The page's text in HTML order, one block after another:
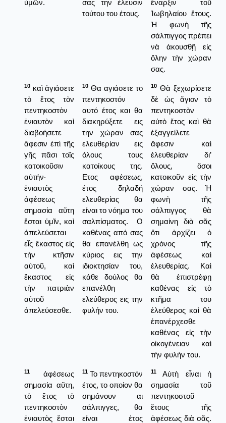
ὑμῶν.
σας την έλευσιν
τούτου του έτους.
ἔναρξιν τοῦ
Ἰωβηλαίου ἔτους.
Ἡ φωνὴ τῆς
σάλπιγγος πρέπει
νὰ ἀκουσθῇ εἰς
ὅλην τὴν χώραν
σας.
10 καὶ ἁγιάσετε
τὸ ἔτος τὸν
πεντηκοστὸν
ἐνιαυτὸν καὶ
διαβοήσετε
ἄφεσιν ἐπὶ τῆς
γῆς πᾶσι τοῖς
κατοικοῦσιν
αὐτήν·
ἐνιαυτὸς
ἀφέσεως
σημασία αὕτη
ἔσται ὑμῖν, καὶ
ἀπελεύσεται
εἷς ἕκαστος εἰς
τὴν κτῆσιν
αὐτοῦ, καὶ
ἕκαστος εἰς
τὴν πατριὰν
αὐτοῦ
ἀπελεύσεσθε.
10 Θα αγιάσετε το
πεντηκοστόν
αυτό έτος και θα
διακηρύξετε εις
την χώραν σας
ελευθερίαν εις
όλους τους
κατοίκους της.
Ετος αφέσεως,
έτος δηλαδή
ελευθερίας θα
είναι το νόημα του
σαλπίσματος. Ο
καθένας από σας
θα επανέλθη ως
κύριος εις την
ιδιοκτησίαν του,
κάθε δούλος θα
επανέλθη
ελεύθερος εις την
φυλήν του.
10 Θὰ ξεχωρίσετε
δὲ ὡς ἅγιον τὸ
πεντηκοστὸν
αὐτὸ ἔτος καὶ θὰ
ἑξαγγείλετε
ἄφεσιν καὶ
ἐλευθερίαν δι’
ὅλους, ὅσοι
κατοικοῦν εἰς τὴν
χώραν σας. Ἡ
φωνὴ τῆς
σάλπιγγος θὰ
σημαίνη διὰ σᾶς
ὅτι ἀρχίζει ὁ
χρόνος τῆς
ἀφέσεως καὶ
ἐλευθερίας. Καὶ
θὰ ἐπιστρέφῃ
καθένας εἰς τὸ
κτῆμα του
ἐλεύθερος καὶ θὰ
ἐπανέρχεσθε
καθένας εἰς τὴν
οἰκογένειαν καὶ
τὴν φυλήν του.
11
ἀφέσεως
σημασία αὕτη,
τὸ ἔτος τὸ
πεντηκοστὸν
ἐνιαυτὸς ἔσται
11 Το πεντηκοστόν
έτος, το οποίον θα
σημάνουν αι
σάλπιγγες, θα
είναι έτος
11
Αὐτὴ εἶναι ἡ
σημασία τοῦ
πεντηκοστοῦ
ἔτους τῆς
ἀφέσεως διὰ σᾶς.